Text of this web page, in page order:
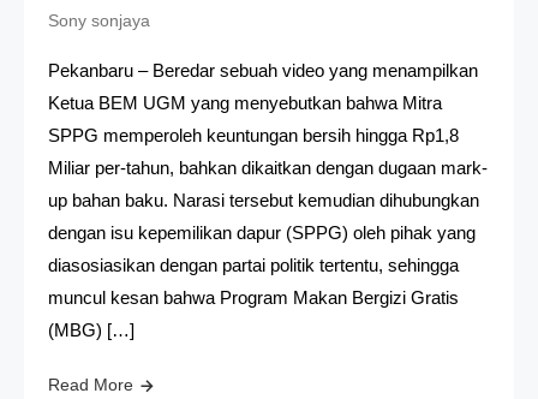
Sony sonjaya
Pekanbaru – Beredar sebuah video yang menampilkan
Ketua BEM UGM yang menyebutkan bahwa Mitra
SPPG memperoleh keuntungan bersih hingga Rp1,8
Miliar per-tahun, bahkan dikaitkan dengan dugaan mark-
up bahan baku. Narasi tersebut kemudian dihubungkan
dengan isu kepemilikan dapur (SPPG) oleh pihak yang
diasosiasikan dengan partai politik tertentu, sehingga
muncul kesan bahwa Program Makan Bergizi Gratis
(MBG) […]
Read More